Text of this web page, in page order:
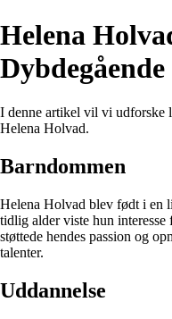
Helena
I denne artikel vil vi udforske
Helena Holvad.
Barndommen
Helena Holvad blev født i en
tidlig alder viste hun
støttede hendes passion og
talenter.
Uddannelse